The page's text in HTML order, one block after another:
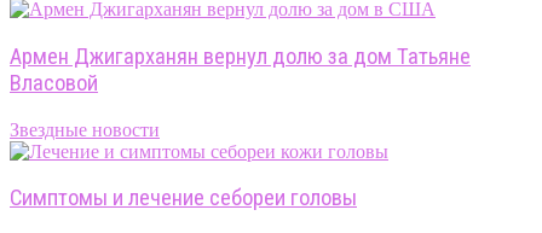
Армен Джигарханян вернул долю за дом Татьяне
Власовой
Звездные новости
Симптомы и лечение себореи головы